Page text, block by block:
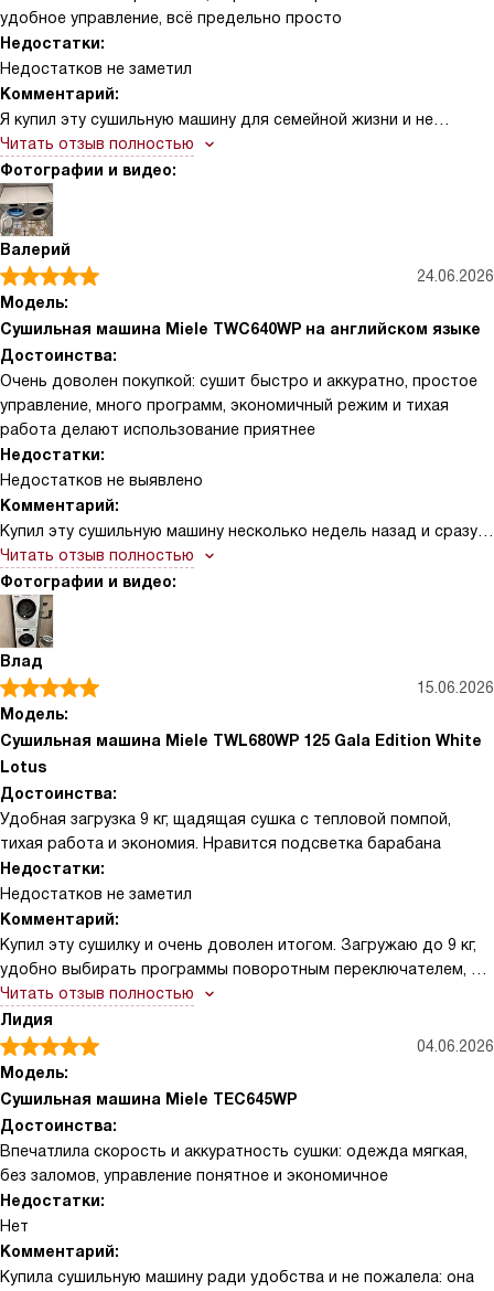
удобное управление, всё предельно просто
Недостатки:
Недостатков не заметил
Комментарий:
Я купил эту сушильную машину для семейной жизни и не
пожалел. Сначала меня привлек компактный дизайн и понятная
панель управления. После нескольких недель использования
отмечаю экономичное потребление энергии и гибкие
программы: от интенсивной быстрой сушки до щадящей
обработки деликатных тканей. Сенсор определяет влажность
и автоматически подбирает время, что избавляет меня от
догадок и экономит электричество. Очень нравится функция
отложенного старта — ставлю стирку ночью, а сушилка
работает к нужному часу. Внутренний фильтр и контейнер для
воды легко чистить, накопления минимальны. Машина почти не
шумит, это важно для квартиры.
Читать отзыв полностью
Фотографии и видео:
Валерий
24.06.2026
Модель:
Сушильная машина Miele TWC640WP на английском языке
Достоинства:
Очень доволен покупкой: сушит быстро и аккуратно, простое
управление, много программ, экономичный режим и тихая
работа делают использование приятнее
Недостатки:
Недостатков не выявлено
Комментарий:
Купил эту сушильную машину несколько недель назад и сразу
заметил, как облегчилась рутина по уходу за одеждой.
Управление понятное и логичное, панели не нужно долго
изучать — выбираешь программу по типу ткани и степени
влажности, а датчики сами отключают процесс, когда уровень
готовности достигнут. Барабан вместительный, вещи не
мнутся и после стирки остаются мягкими, что сильно
сократило время глажки. Особенно понравились бережные
режимы для деликатных тканей и спецпрограммы для
спортивной одежды и обуви — всё выходит сухим, но без
усадки и потертостей.
Читать отзыв полностью
Фотографии и видео:
Влад
15.06.2026
Модель:
Сушильная машина Miele TWL680WP 125 Gala Edition White
Lotus
Достоинства:
Удобная загрузка 9 кг, щадящая сушка с тепловой помпой,
тихая работа и экономия. Нравится подсветка барабана
Недостатки:
Недостатков не заметил
Комментарий:
Купил эту сушилку и очень доволен итогом. Загружаю до 9 кг,
удобно выбирать программы поворотным переключателем, а
настройки вижу на дисплее ComfortSensor. Тепловая помпа и
технология PerfectDry бережно сушат вещи, вещи не
усаживаются и сохнут равномерно. Функция AddLoad
позволила добавить забытые майки, отложенный старт на 1–24
ч экономит время. Подсветка барабана, реверс, система
Режимы HygieneDry и обработка паром сделали пуховик и
рубашки свежими. Тишина работы, мотор ProfiEco и
SilenceDrum заметно комфортнее. Контейнер для конденсата и
встроенный отвод очень практичны. Перенавешивание двери
простое, установка гибкая.
Читать отзыв полностью
Лидия
04.06.2026
Модель:
Сушильная машина Miele TEC645WP
Достоинства:
Впечатлила скорость и аккуратность сушки: одежда мягкая,
без заломов, управление понятное и экономичное
Недостатки:
Нет
Комментарий:
Купила сушильную машину ради удобства и не пожалела: она